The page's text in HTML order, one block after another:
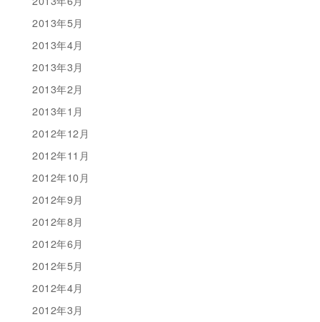
2013年5月
2013年4月
2013年3月
2013年2月
2013年1月
2012年12月
2012年11月
2012年10月
2012年9月
2012年8月
2012年6月
2012年5月
2012年4月
2012年3月